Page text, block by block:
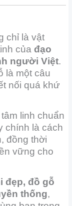
chỉ là vật
củađạo
người Việt.
là một câu
nối quá khứ
linh chuẩn
chính là cách
đồng thời
vững cho
đẹp, đồ gỗ
thống,